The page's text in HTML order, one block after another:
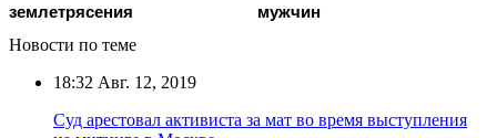
землетрясения
мужчин
Новости по теме
18:32 Авг. 12, 2019
Суд арестовал активиста за мат во время выступления